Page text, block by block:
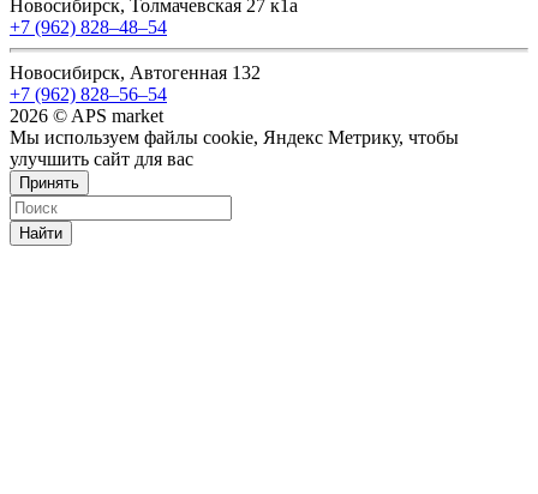
Новосибирск, Толмачевская 27 к1а
+7 (962) 828‒48‒54
Новосибирск, Автогенная 132
+7 (962) 828‒56‒54
2026 © APS market
Мы используем файлы cookie, Яндекс Метрику, чтобы
улучшить сайт для вас
Принять
Найти